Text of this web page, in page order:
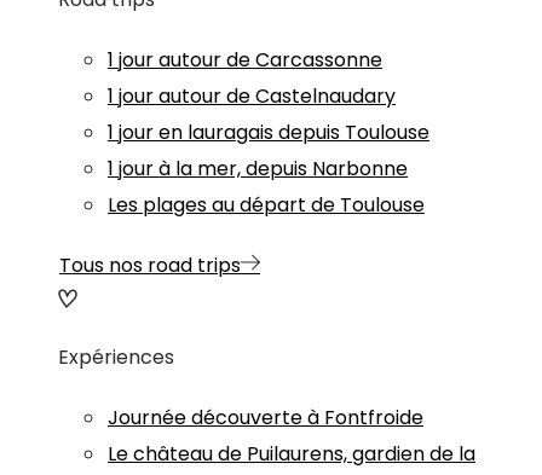
1 jour autour de Carcassonne
1 jour autour de Castelnaudary
1 jour en lauragais depuis Toulouse
1 jour à la mer, depuis Narbonne
Les plages au départ de Toulouse
Tous nos road trips
Expériences
Journée découverte à Fontfroide
Le château de Puilaurens, gardien de la